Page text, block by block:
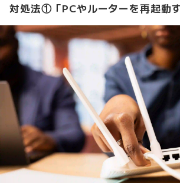
対処法①「PCやルーターを再起動す